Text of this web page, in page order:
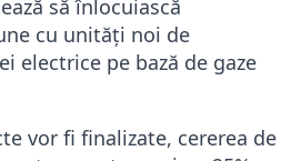
să înlocuiască
cu unități noi de
electrice pe bază de gaze
vor fi finalizate, cererea de